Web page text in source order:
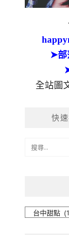
➤部
全站圖
快